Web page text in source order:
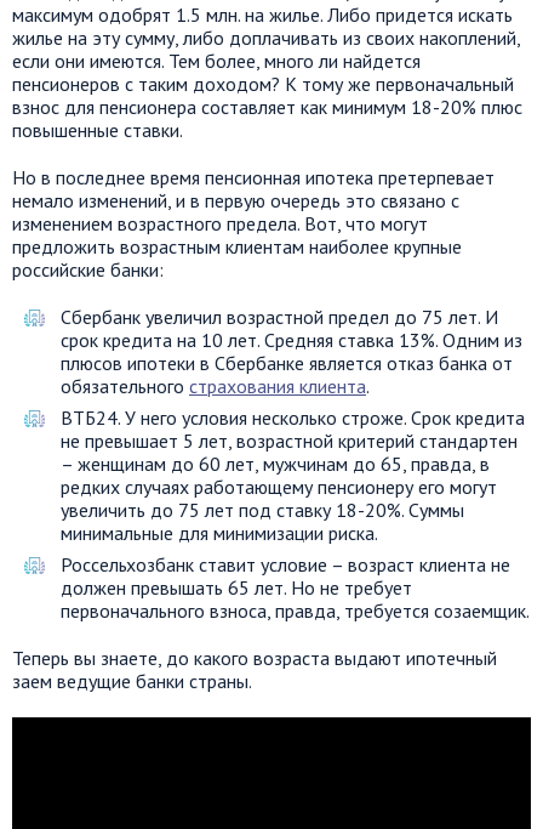
максимум одобрят 1.5 млн. на жилье. Либо придется искать
жилье на эту сумму, либо доплачивать из своих накоплений,
если они имеются. Тем более, много ли найдется
пенсионеров с таким доходом? К тому же первоначальный
взнос для пенсионера составляет как минимум 18-20% плюс
повышенные ставки.
Но в последнее время пенсионная ипотека претерпевает
немало изменений, и в первую очередь это связано с
изменением возрастного предела. Вот, что могут
предложить возрастным клиентам наиболее крупные
российские банки:
Сбербанк увеличил возрастной предел до 75 лет. И
срок кредита на 10 лет. Средняя ставка 13%. Одним из
плюсов ипотеки в Сбербанке является отказ банка от
обязательного страхования клиента.
ВТБ24. У него условия несколько строже. Срок кредита
не превышает 5 лет, возрастной критерий стандартен
– женщинам до 60 лет, мужчинам до 65, правда, в
редких случаях работающему пенсионеру его могут
увеличить до 75 лет под ставку 18-20%. Суммы
минимальные для минимизации риска.
Россельхозбанк ставит условие – возраст клиента не
должен превышать 65 лет. Но не требует
первоначального взноса, правда, требуется созаемщик.
Теперь вы знаете, до какого возраста выдают ипотечный
заем ведущие банки страны.